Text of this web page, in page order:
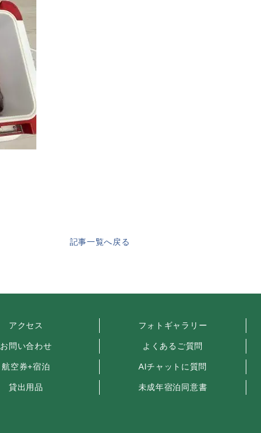
記事一覧へ戻る
アクセス
お問い合わせ
航空券+宿泊
貸出用品
フォトギャラリー
よくあるご質問
AIチャットに質問
未成年宿泊同意書